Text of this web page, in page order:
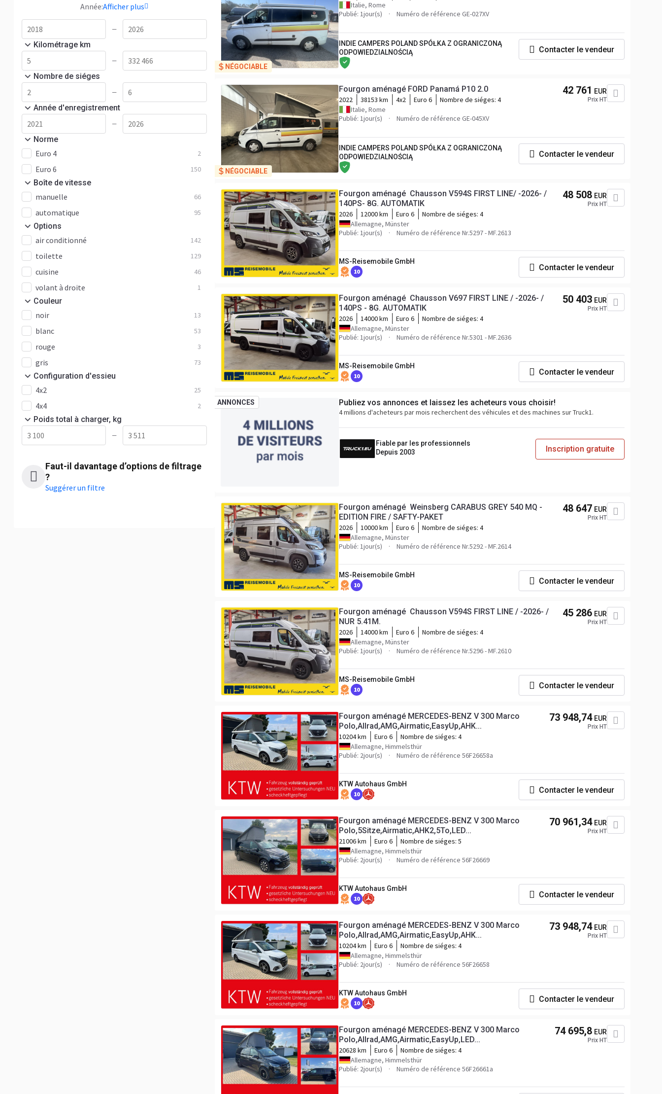
Année:Afficher plus
—
Kilométrage km
—
Nombre de siéges
—
Année d'enregistrement
—
Norme
Euro 4 2
Euro 6 150
Boîte de vitesse
manuelle 66
automatique 95
Options
air conditionné 142
toilette 129
cuisine 46
volant à droite 1
Сouleur
noir 13
blanc 53
rouge 3
gris 73
Configuration d'essieu
4x2 25
4x4 2
Poids total à charger, kg
—
Faut-il davantage d’options de filtrage
?
Suggérer un filtre
NÉGOCIABLE
Italie, Rome
Publié: 1jour(s)
Numéro de référence GE-027XV
INDIE CAMPERS POLAND SPÓŁKA Z OGRANICZONĄ
ODPOWIEDZIALNOŚCIĄ
Contacter le vendeur
NÉGOCIABLE
Fourgon aménagé FORD Panamá P10 2.0
2022 38153 km 4x2 Euro 6 Nombre de siéges: 4
Italie, Rome
Publié: 1jour(s)
Numéro de référence GE-045XV
42 761 EUR
Prix HT
INDIE CAMPERS POLAND SPÓŁKA Z OGRANICZONĄ
ODPOWIEDZIALNOŚCIĄ
Contacter le vendeur
Fourgon aménagé Chausson V594S FIRST LINE/ -2026- /
140PS- 8G. AUTOMATIK
2026 12000 km Euro 6 Nombre de siéges: 4
Allemagne, Münster
Publié: 1jour(s)
Numéro de référence Nr.5297 - MF.2613
48 508 EUR
Prix HT
MS-Reisemobile GmbH
10 Contacter le vendeur
Fourgon aménagé Chausson V697 FIRST LINE / -2026- /
140PS - 8G. AUTOMATIK
2026 14000 km Euro 6 Nombre de siéges: 4
Allemagne, Münster
Publié: 1jour(s)
Numéro de référence Nr.5301 - MF.2636
50 403 EUR
Prix HT
MS-Reisemobile GmbH
10 Contacter le vendeur
ANNONCES Publiez vos annonces et laissez les acheteurs vous choisir!
4 millions d'acheteurs par mois recherchent des véhicules et des machines sur Truck1.
Fiable par les professionnels
Depuis 2003
Inscription gratuite
Fourgon aménagé Weinsberg CARABUS GREY 540 MQ -
EDITION FIRE / SAFTY-PAKET
2026 10000 km Euro 6 Nombre de siéges: 4
Allemagne, Münster
Publié: 1jour(s)
Numéro de référence Nr.5292 - MF.2614
48 647 EUR
Prix HT
MS-Reisemobile GmbH
10 Contacter le vendeur
Fourgon aménagé Chausson V594S FIRST LINE / -2026- /
NUR 5.41M.
2026 14000 km Euro 6 Nombre de siéges: 4
Allemagne, Münster
Publié: 1jour(s)
Numéro de référence Nr.5296 - MF.2610
45 286 EUR
Prix HT
MS-Reisemobile GmbH
10 Contacter le vendeur
Fourgon aménagé MERCEDES-BENZ V 300 Marco
Polo,Allrad,AMG,Airmatic,EasyUp,AHK...
10204 km Euro 6 Nombre de siéges: 4
Allemagne, Himmelsthür
Publié: 2jour(s)
Numéro de référence 56F26658a
73 948,74 EUR
Prix HT
KTW Autohaus GmbH
10 Contacter le vendeur
Fourgon aménagé MERCEDES-BENZ V 300 Marco
Polo,5Sitze,Airmatic,AHK2,5To,LED...
21006 km Euro 6 Nombre de siéges: 5
Allemagne, Himmelsthür
Publié: 2jour(s)
Numéro de référence 56F26669
70 961,34 EUR
Prix HT
KTW Autohaus GmbH
10 Contacter le vendeur
Fourgon aménagé MERCEDES-BENZ V 300 Marco
Polo,Allrad,AMG,Airmatic,EasyUp,AHK...
10204 km Euro 6 Nombre de siéges: 4
Allemagne, Himmelsthür
Publié: 2jour(s)
Numéro de référence 56F26658
73 948,74 EUR
Prix HT
KTW Autohaus GmbH
10 Contacter le vendeur
Fourgon aménagé MERCEDES-BENZ V 300 Marco
Polo,Allrad,AMG,Airmatic,EasyUp,LED...
20628 km Euro 6 Nombre de siéges: 4
Allemagne, Himmelsthür
Publié: 2jour(s)
Numéro de référence 56F26661a
74 695,8 EUR
Prix HT